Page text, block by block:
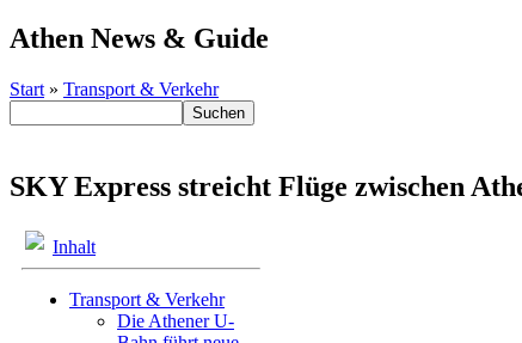
Athen News & Guide
Start » Transport & Verkehr
SKY Express streicht Flüge zwischen
Inhalt
Transport & Verkehr
Die Athener U-